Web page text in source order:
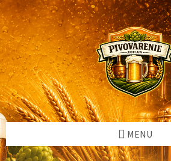
Skip
to
content
Skip
to
left
sidebar
Skip
to
right
sidebar
Skip
to
footer
MENU